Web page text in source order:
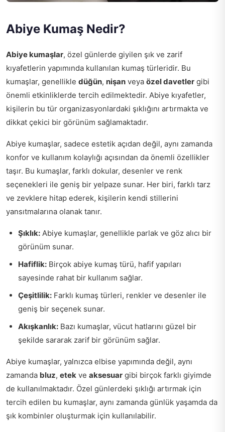
Abiye Kumaş Nedir?
Abiye kumaşlar, özel günlerde giyilen şık ve zarif
kıyafetlerin yapımında kullanılan kumaş türleridir. Bu
kumaşlar, genellikle düğün, nişan veya özel davetler gibi
önemli etkinliklerde tercih edilmektedir. Abiye kıyafetler,
kişilerin bu tür organizasyonlardaki şıklığını artırmakta ve
dikkat çekici bir görünüm sağlamaktadır.
Abiye kumaşlar, sadece estetik açıdan değil, aynı zamanda
konfor ve kullanım kolaylığı açısından da önemli özellikler
taşır. Bu kumaşlar, farklı dokular, desenler ve renk
seçenekleri ile geniş bir yelpaze sunar. Her biri, farklı tarz
ve zevklere hitap ederek, kişilerin kendi stillerini
yansıtmalarına olanak tanır.
Şıklık: Abiye kumaşlar, genellikle parlak ve göz alıcı bir
görünüm sunar.
Hafiflik: Birçok abiye kumaş türü, hafif yapıları
sayesinde rahat bir kullanım sağlar.
Çeşitlilik: Farklı kumaş türleri, renkler ve desenler ile
geniş bir seçenek sunar.
Akışkanlık: Bazı kumaşlar, vücut hatlarını güzel bir
şekilde sararak zarif bir görünüm sağlar.
Abiye kumaşlar, yalnızca elbise yapımında değil, aynı
zamanda bluz, etek ve aksesuar gibi birçok farklı giyimde
de kullanılmaktadır. Özel günlerdeki şıklığı artırmak için
tercih edilen bu kumaşlar, aynı zamanda günlük yaşamda da
şık kombinler oluşturmak için kullanılabilir.